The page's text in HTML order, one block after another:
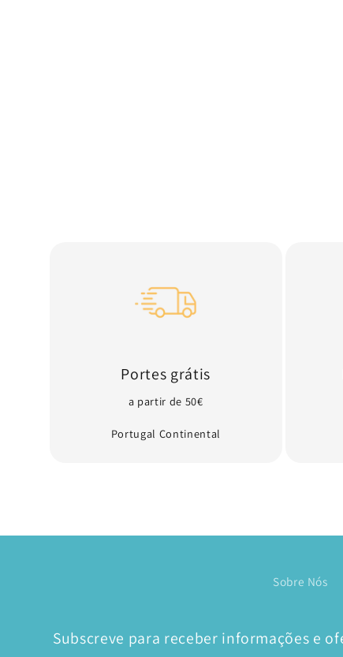
Portes grátis
a partir de 50€
Portugal Continental
Sobre Nós
Subscreve para receber informações e